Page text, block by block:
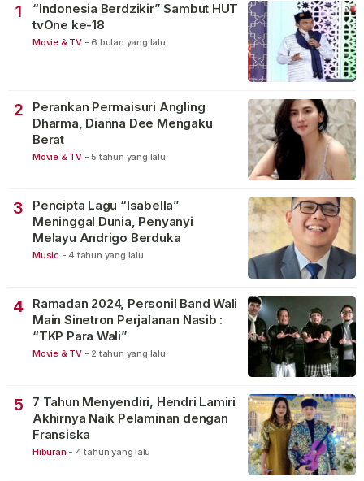
1
“Indonesia Berdzikir” Sambut HUT
tvOne ke-18
Movie & TV - 6 bulan yang lalu
2
Perankan Permaisuri Angling
Dharma, Dianna Dee Mengaku
Berat
Movie & TV - 5 tahun yang lalu
3
Pencipta Lagu “Isabella”
Meninggal Dunia, Penyanyi
Melayu Andrigo Berduka
Music - 4 tahun yang lalu
4
Ramadan 2024, Personil Band Wali
Main Sinetron Perjalanan Nasib :
“TKP Para Wali”
Movie & TV - 2 tahun yang lalu
5
7 Tahun Menyendiri, Hendri Lamiri
Akhirnya Naik Pelaminan dengan
Fransiska
Hiburan - 4 tahun yang lalu